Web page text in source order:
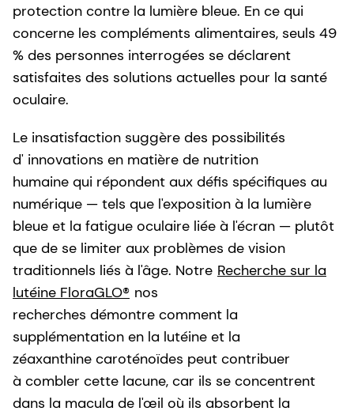
protection contre la lumière bleue. En ce qui
concerne les compléments alimentaires, seuls 49
% des personnes interrogées se déclarent
satisfaites des solutions actuelles pour la santé
oculaire.
Le insatisfaction suggère des possibilités
d' innovations en matière de nutrition
humaine qui répondent aux défis spécifiques au
numérique — tels que l'exposition à la lumière
bleue et la fatigue oculaire liée à l'écran — plutôt
que de se limiter aux problèmes de vision
traditionnels liés à l'âge. Notre Recherche sur la
lutéine FloraGLO® nos
recherches démontre comment la
supplémentation en la lutéine et la
zéaxanthine caroténoïdes peut contribuer
à combler cette lacune, car ils se concentrent
dans la macula de l'œil où ils absorbent la